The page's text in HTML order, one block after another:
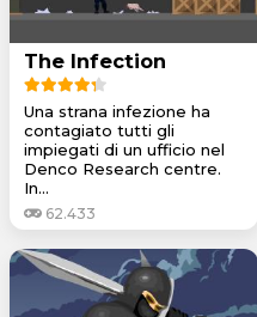
The Infection
Una strana infezione ha
contagiato tutti gli
impiegati di un ufficio nel
Denco Research centre.
In...
62.433